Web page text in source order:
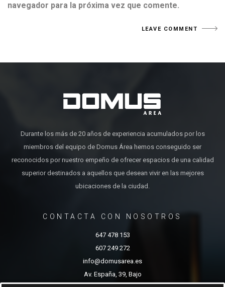
navegador para la próxima vez que comente.
Durante los más de 20 años de experiencia acumulados por los
miembros del equipo de Domus Área hemos conseguido ser
reconocidos por nuestro empeño de ofrecer espacios de una calidad
superior destinados a aquellos que desean vivir en las mejores
ubicaciones de la ciudad.
CONTACTA CON NOSOTROS
647 478 153
607 249 272
info@domusarea.es
Av. España, 39, Bajo